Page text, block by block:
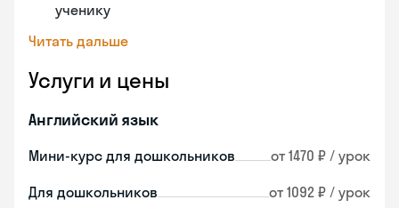
ученику
Читать дальше
Услуги и цены
Английский язык
Мини-курс для дошкольников от 1470 ₽ / урок
Для дошкольников от 1092 ₽ / урок